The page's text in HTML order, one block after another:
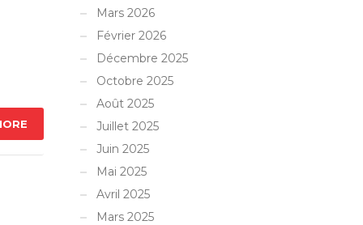
Mars 2026
Février 2026
Décembre 2025
Octobre 2025
Août 2025
Juillet 2025
Juin 2025
Mai 2025
Avril 2025
Mars 2025